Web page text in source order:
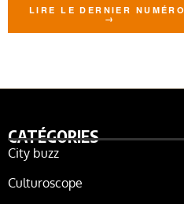
LIRE LE DERNIER NUMÉRO
CATÉGORIES
City buzz
Culturoscope